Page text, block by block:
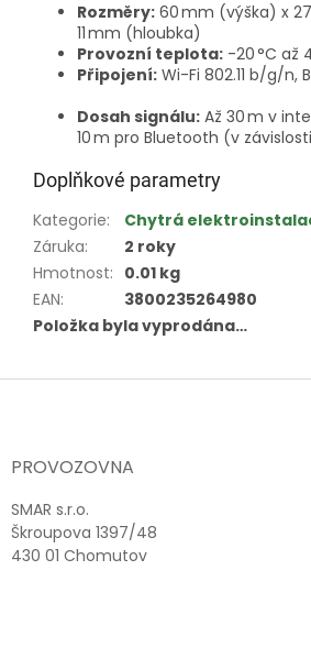
Rozměry: 60 mm (výška) x
11 mm (hloubka)
Provozní teplota: -20 °C až
Připojení: Wi-Fi 802.11 b/g/n,
Dosah signálu: Až 30 m v
10 m pro Bluetooth (v
Doplňkové parametry
Kategorie:
Chytrá
Záruka:
2 roky
Hmotnost: 0.01 kg
EAN:
3800235264980
Položka byla vyprodána…
PROVOZOVNA
SMAR s.r.o.
Škroupova 1397/48
430 01 Chomutov